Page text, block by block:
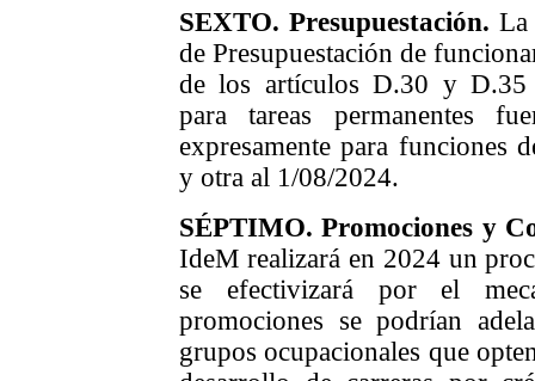
SEXTO. Presupuestación. La
de Presupuestación de
de los artículos D.30 y D.35
para tareas permanentes
expresamente para funciones
y otra al 1/08/2024.
SÉPTIMO. Promociones y
IdeM realizará en 2024 un
se efectivizará por el
promociones se podrían
grupos ocupacionales que